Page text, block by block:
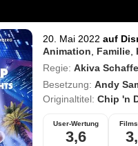
20. Mai 2022 auf
Animation
Familie
Regie: Akiva
Besetzung: Andy
Originaltitel: Chip 'n
User-Wertung
3,6